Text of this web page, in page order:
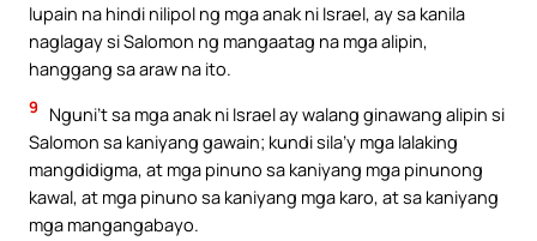
lupain na hindi nilipol ng mga anak ni Israel, ay sa kanila
naglagay si Salomon ng mangaatag na mga alipin,
hanggang sa araw na ito.
9
Nguni’t sa mga anak ni Israel ay walang ginawang alipin si
Salomon sa kaniyang gawain; kundi sila’y mga lalaking
mangdidigma, at mga pinuno sa kaniyang mga pinunong
kawal, at mga pinuno sa kaniyang mga karo, at sa kaniyang
mga mangangabayo.